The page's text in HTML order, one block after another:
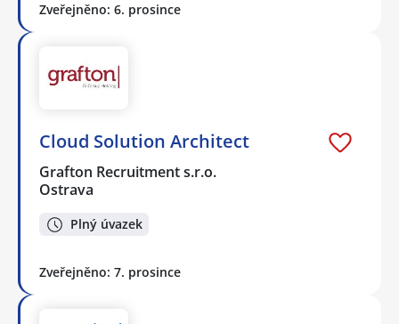
Zveřejněno: 6. prosince
Cloud Solution Architect
Grafton Recruitment s.r.o.
Ostrava
Plný úvazek
Zveřejněno: 7. prosince